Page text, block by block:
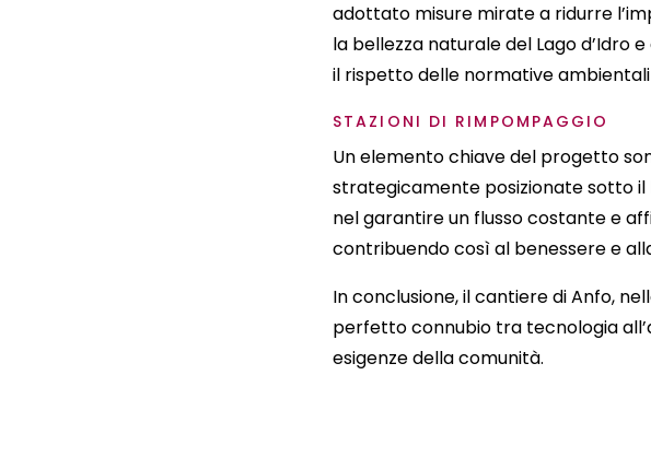
adottato misure mirate a ridurre
la bellezza naturale del Lago d’Idro
il rispetto delle normative
STAZIONI DI RIMPOMPAGGIO
Un elemento chiave del progetto
strategicamente posizionate sotto il
nel garantire un flusso costante e
contribuendo così al benessere e
In conclusione, il cantiere di Anfo,
perfetto connubio tra tecnologia
esigenze della comunità.